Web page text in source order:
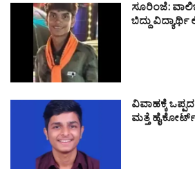
ಸೂರಿಂಜೆ:
ಬಿದ್ದು
ವಿವಾಹಕ್ಕೆ
ಮತ್ತೆ